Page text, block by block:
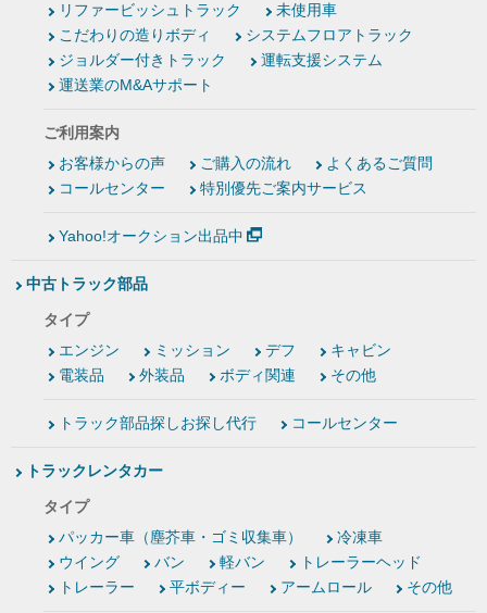
リファービッシュトラック
未使用車
こだわりの造りボディ
システムフロアトラック
ジョルダー付きトラック
運転支援システム
運送業のM&Aサポート
ご利用案内
お客様からの声
ご購入の流れ
よくあるご質問
コールセンター
特別優先ご案内サービス
Yahoo!オークション出品中
中古トラック部品
タイプ
エンジン
ミッション デフ
キャビン
電装品
外装品 ボディ関連 その他
トラック部品探しお探し代行 コールセンター
トラックレンタカー
タイプ
パッカー車（塵芥車・ゴミ収集車）
冷凍車
ウイング
バン 軽バン
トレーラーヘッド
トレーラー
平ボディー アームロール その他